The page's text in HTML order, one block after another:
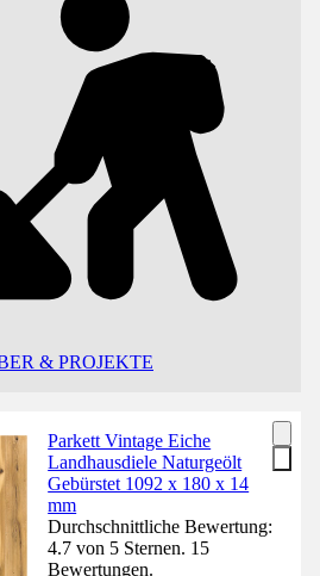
& PROJEKTE
Parkett Vintage Eiche
Landhausdiele Naturgeölt
Gebürstet 1092 x 180 x 14
mm
Durchschnittliche Bewertung:
4.7 von 5 Sternen. 15
Bewertungen.